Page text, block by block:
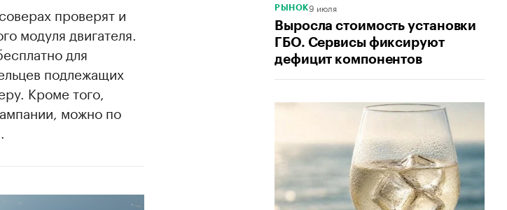
РЫНОК9 июля
Выросла стоимость установки
ГБО. Сервисы фиксируют
дефицит компонентов
проверят и
модуля двигателя.
для
подлежащих
Кроме того,
можно по